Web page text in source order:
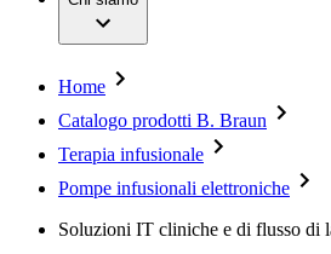
Cura dell'incontinenza
Motori per chirurgia
Neurochirurgia
Odontoiatria
Oncologia
Prevenzione e
Suture e specialità
Opportunità di lavoro
Accesso all'assistenza
Donazioni &
Media
News e comunicati
Home
Catalogo prodotti B. Braun
Terapia infusionale
Pompe infusionali elettroniche
Soluzioni IT cliniche e di flusso di